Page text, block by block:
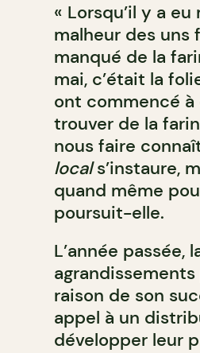
« Lorsqu’il y a
malheur des uns
manqué de la
mai, c’était la
ont commencé
trouver de la
nous faire
locals’instaure,
quand même
poursuit-elle.
L’année passée,
raison de son
appel à un
développer leur